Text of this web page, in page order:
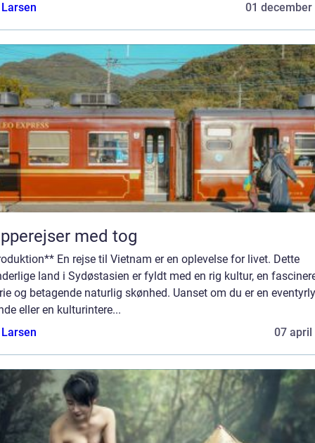
01 december
med tog
En rejse til Vietnam er en oplevelse for livet. Dette
land i Sydøstasien er fyldt med en rig kultur, en
og betagende naturlig skønhed. Uanset om du er en
eller en kulturintere...
07 april